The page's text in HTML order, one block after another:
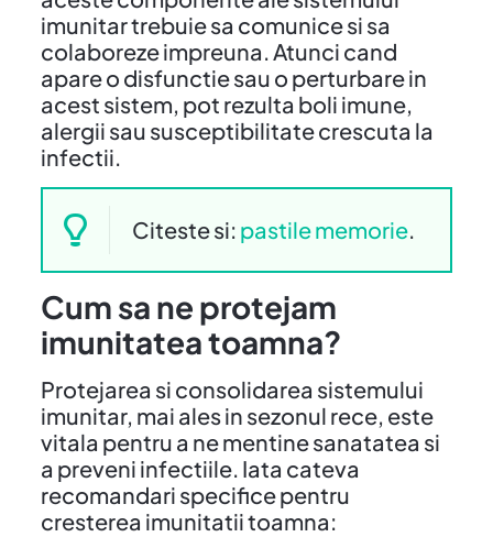
imunitar trebuie sa comunice si sa
colaboreze impreuna. Atunci cand
apare o disfunctie sau o perturbare in
acest sistem, pot rezulta boli imune,
alergii sau susceptibilitate crescuta la
infectii.
Citeste si: pastile memorie.
Cum sa ne protejam
imunitatea toamna?
Protejarea si consolidarea sistemului
imunitar, mai ales in sezonul rece, este
vitala pentru a ne mentine sanatatea si
a preveni infectiile. Iata cateva
recomandari specifice pentru
cresterea imunitatii toamna: